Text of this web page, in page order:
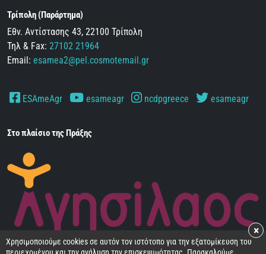
Τρίπολη (Παράρτημα)
Εθν. Αντίστασης 43, 22100 Τρίπολη
Τηλ & Fax: 27102 21964
Email: esamea2@pel.cosmotemail.gr
ESAmeAgr esameagr ncdpgreece esameagr
Στο πλαίσιο της Πράξης
Χρησιμοποιούμε cookies σε αυτόν τον ιστότοπο για την εξατομίκευση του
×